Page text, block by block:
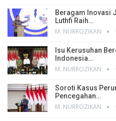
Beragam Inovasi
Luthfi Raih…
M. NURROZIKAN
Isu Kerusuhan
Indonesia…
M. NURROZIKAN
Soroti Kasus
Pencegahan…
M. NURROZIKAN